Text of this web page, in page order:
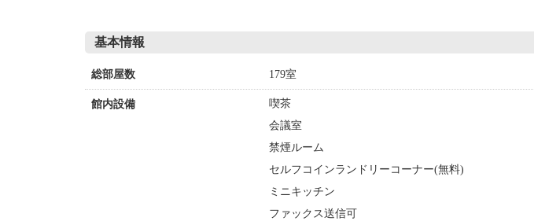
基本情報
総部屋数 179室
館内設備 喫茶
会議室
禁煙ルーム
セルフコインランドリーコーナー(無料)
ミニキッチン
ファックス送信可